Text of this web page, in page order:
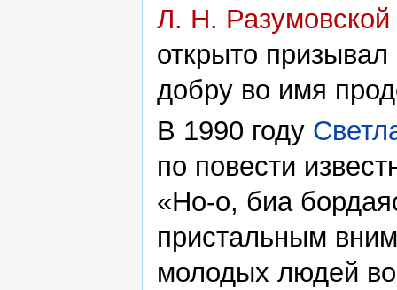
Л. Н. Разумовской
открыто
добру во имя
В 1990 году
по повести
«Но-о, биа
пристальным
молодых людей